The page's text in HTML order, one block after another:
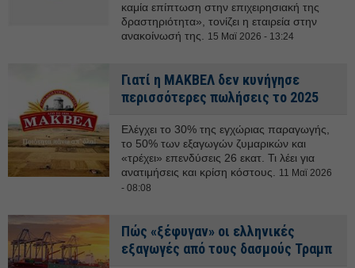
καμία επίπτωση στην επιχειρησιακή της
δραστηριότητα», τονίζει η εταιρεία στην
ανακοίνωσή της.
15 Μαϊ 2026 - 13:24
Γιατί η ΜΑΚΒΕΛ δεν κυνήγησε
περισσότερες πωλήσεις το 2025
Ελέγχει το 30% της εγχώριας παραγωγής,
το 50% των εξαγωγών ζυμαρικών και
«τρέχει» επενδύσεις 26 εκατ. Τι λέει για
ανατιμήσεις και κρίση κόστους.
11 Μαϊ 2026
- 08:08
Πώς «ξέφυγαν» οι ελληνικές
εξαγωγές από τους δασμούς Τραμπ